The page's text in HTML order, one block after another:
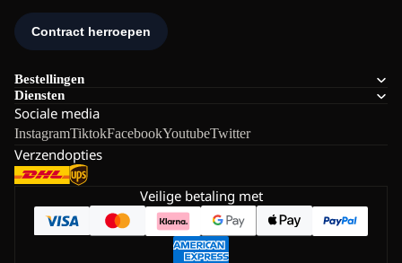
Bestellingen
Diensten
Sociale media
InstagramTiktokFacebookYoutubeTwitter
Verzendopties
Veilige betaling met